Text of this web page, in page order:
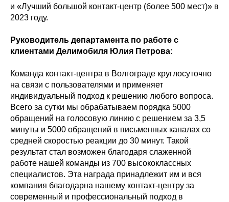
и «‎Лучший большой контакт-центр (более 500 мест)» в
2023 году.
Руководитель департамента по работе с
клиентами Делимобиля Юлия Петрова:
Команда контакт-центра в Волгограде круглосуточно
на связи с пользователями и применяет
индивидуальный подход к решению любого вопроса.
Всего за сутки мы обрабатываем порядка 5000
обращений на голосовую линию с решением за 3,5
минуты и 5000 обращений в письменных каналах со
средней скоростью реакции до 30 минут. Такой
результат стал возможен благодаря слаженной
работе нашей команды из 700 высококлассных
специалистов. Эта награда принадлежит им и вся
компания благодарна нашему контакт-центру за
современный и профессиональный подход в